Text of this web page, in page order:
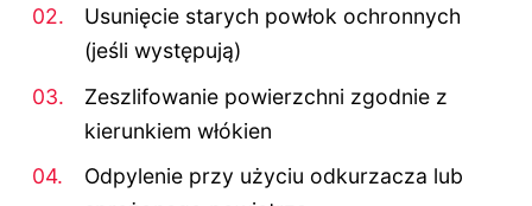
Usunięcie starych powłok ochronnych
(jeśli występują)
Zeszlifowanie powierzchni zgodnie z
kierunkiem włókien
Odpylenie przy użyciu odkurzacza lub